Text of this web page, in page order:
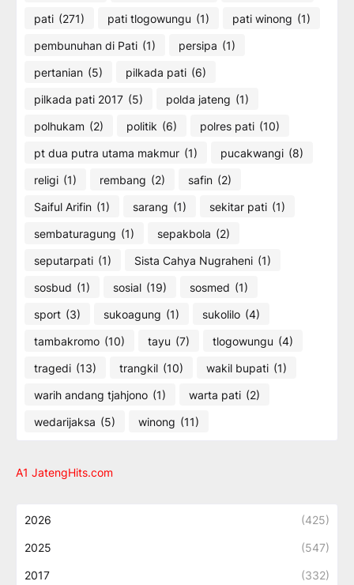
pati (271) pati tlogowungu (1) pati winong (1)
pembunuhan di Pati (1) persipa (1)
pertanian (5) pilkada pati (6)
pilkada pati 2017 (5) polda jateng (1)
polhukam (2) politik (6) polres pati (10)
pt dua putra utama makmur (1) pucakwangi (8)
religi (1) rembang (2) safin (2)
Saiful Arifin (1) sarang (1) sekitar pati (1)
sembaturagung (1) sepakbola (2)
seputarpati (1) Sista Cahya Nugraheni (1)
sosbud (1) sosial (19) sosmed (1)
sport (3) sukoagung (1) sukolilo (4)
tambakromo (10) tayu (7) tlogowungu (4)
tragedi (13) trangkil (10) wakil bupati (1)
warih andang tjahjono (1) warta pati (2)
wedarijaksa (5) winong (11)
A1 JatengHits.com
2026 (425)
2025 (547)
2017 (332)